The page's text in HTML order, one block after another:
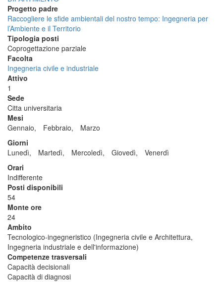
Progetto padre
Raccogliere le sfide ambientali del nostro tempo: Ingegneria per
l’Ambiente e il Territorio
Tipologia posti
Coprogettazione parziale
Facolta
Ingegneria civile e industriale
Attivo
1
Sede
Citta universitaria
Mesi
Gennaio,
Febbraio,
Marzo
Giorni
Lunedì,
Martedì, Mercoledì, Giovedì,
Venerdì
Orari
Indifferente
Posti disponibili
54
Monte ore
24
Ambito
Tecnologico-ingegneristico (Ingegneria civile e Architettura,
Ingegneria industriale e dell'informazione)
Competenze trasversali
Capacità decisionali
Capacità di diagnosi